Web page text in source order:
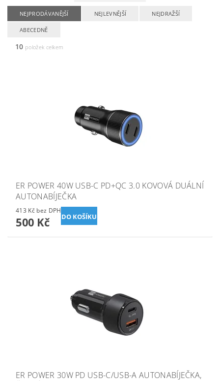
NEJPRODÁVANĚJŠÍ NEJLEVNĚJŠÍ NEJDRAŽŠÍ
ABECEDNĚ
10 položek celkem
ER POWER 40W USB-C PD+QC 3.0 KOVOVÁ DUÁLNÍ
AUTONABÍJEČKA
413 Kč bez DPH
500 Kč
ER POWER 30W PD USB-C/USB-A AUTONABÍJEČKA,